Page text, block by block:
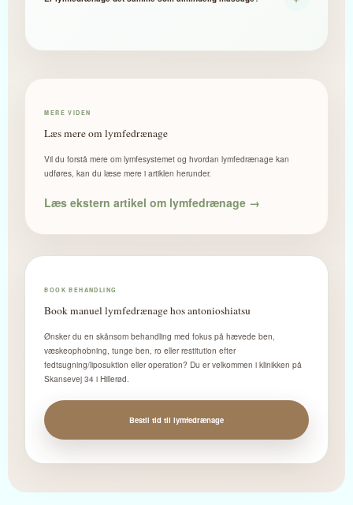
hyppigheden af din situation og anbefalingerne fra læge, kirurg eller
Lymfedrænage er meget blidere og arbejder primært med lette, rytmiske
MERE VIDEN
Læs mere om lymfedrænage
Vil du forstå mere om lymfesystemet og hvordan lymfedrænage kan
udføres, kan du læse mere i artiklen herunder.
Læs ekstern artikel om lymfedrænage →
BOOK BEHANDLING
Book manuel lymfedrænage hos antonioshiatsu
Ønsker du en skånsom behandling med fokus på hævede ben,
væskeophobning, tunge ben, ro eller restitution efter
fedtsugning/liposuktion eller operation? Du er velkommen i klinikken på
Skansevej 34 i Hillerød.
Bestil tid til lymfedrænage